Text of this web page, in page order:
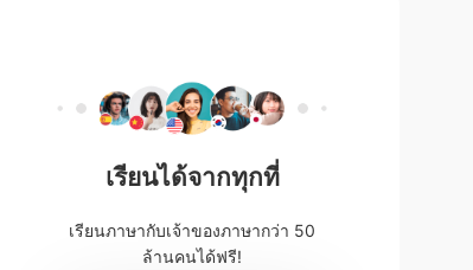
เรียนได้จากทุกที่
เรียนภาษากับเจ้าของภาษากว่า 50
ล้านคนได้ฟรี!